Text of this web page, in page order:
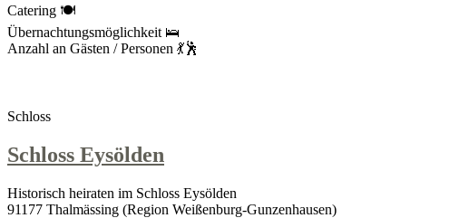
Catering 🍽
Übernachtungsmöglichkeit 🛌
Anzahl an Gästen / Personen 💃🕺
Schloss
Schloss Eysölden
Historisch heiraten im Schloss Eysölden
91177 Thalmässing (Region Weißenburg-Gunzenhausen)